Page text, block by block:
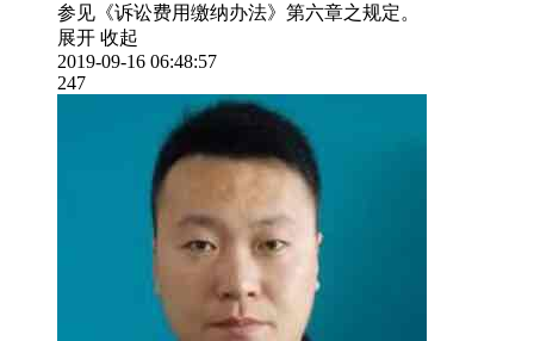
参见《诉讼费用缴纳办法》第六章之规定。
展开 收起
2019-09-16 06:48:57
247